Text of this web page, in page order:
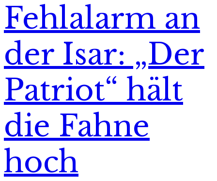
Fehlalarm an
der Isar: „Der
Patriot“ hält
die Fahne
hoch